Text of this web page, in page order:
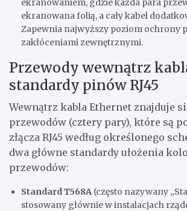
ekranowaniem, gdzie każda para
ekranowana folią, a cały kabel
Zapewnia najwyższy poziom ochrony
zakłóceniami zewnętrznymi.
Przewody wewnątrz
standardy pinów RJ45
Wewnątrz kabla Ethernet znajduje
przewodów (cztery pary), które są
złącza RJ45 według określonego
dwa główne standardy ułożenia
przewodów:
Standard T568A (często nazywany
stosowany głównie w instalacjach